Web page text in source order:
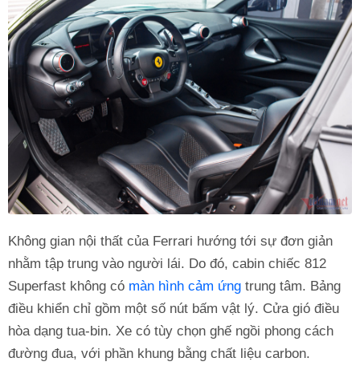
Không gian nội thất của Ferrari hướng tới sự đơn giản
nhằm tập trung vào người lái. Do đó, cabin chiếc 812
Superfast không có màn hình cảm ứng trung tâm. Bảng
điều khiển chỉ gồm một số nút bấm vật lý. Cửa gió điều
hòa dạng tua-bin. Xe có tùy chọn ghế ngồi phong cách
đường đua, với phần khung bằng chất liệu carbon.